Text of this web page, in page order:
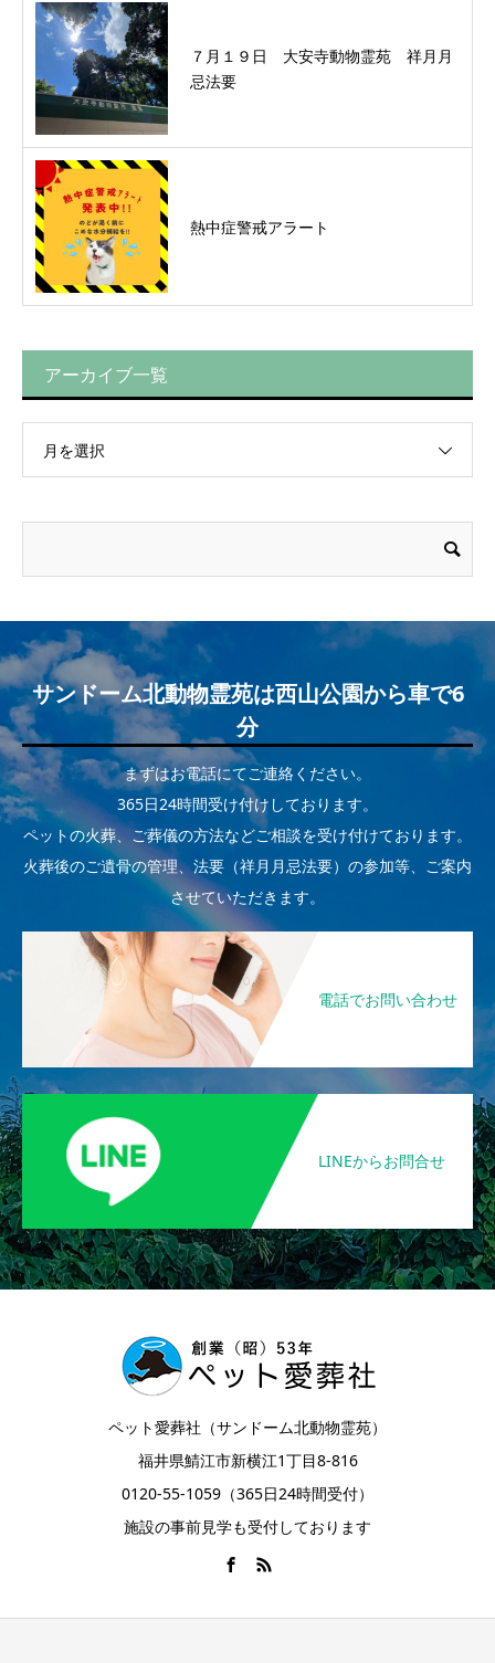
７月１９日 大安寺動物霊苑 祥月月
忌法要
熱中症警戒アラート
アーカイブ一覧
月を選択
サンドーム北動物霊苑は西山公園から車で6
分
まずはお電話にてご連絡ください。
365日24時間受け付けしております。
ペットの火葬、ご葬儀の方法などご相談を受け付けております。
火葬後のご遺骨の管理、法要（祥月月忌法要）の参加等、ご案内
させていただきます。
電話でお問い合わせ
LINEからお問合せ
ペット愛葬社（サンドーム北動物霊苑）
福井県鯖江市新横江1丁目8-816
0120-55-1059（365日24時間受付）
施設の事前見学も受付しております